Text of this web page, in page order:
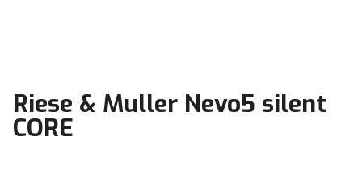
Riese & Muller Nevo5 silent
CORE